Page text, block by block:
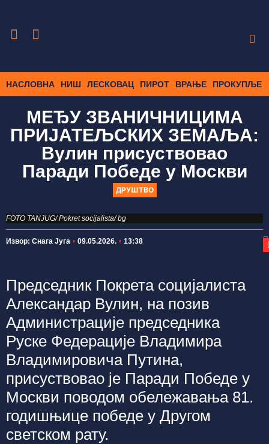
НАСЛОВНА НИШ ЛЕСКОВАЦ ПИРОТ ВРАЊЕ ПРОКУПЉЕ
МЕЂУ ЗВАНИЧНИЦИМА
ПРИЈАТЕЉСКИХ ЗЕМАЉА:
Вулин присуствовао
Паради Победе у Москви
ДРУШТВО
FOTO TANJUG/ Pokret socijalista/ bg
Извор: Снага Југа 09.05.2026. 13:38
Председник Покрета социјалиста
Александар Вулин, на позив
Администрације председника
Руске Федерације Владимира
Владимировича Путина,
присуствовао је Паради Победе у
Москви поводом обележавања 81.
годишњице победе у Другом
светском рату.